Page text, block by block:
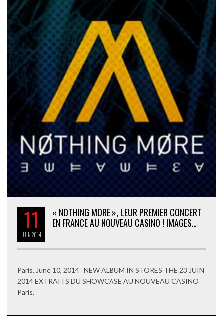
11
JUIN2014
« NOTHING MORE », LEUR PREMIER CONCERT
EN FRANCE AU NOUVEAU CASINO ! IMAGES…
Paris, June 10, 2014 NEW ALBUM IN STORES THE 23 JUIN
2014 EXTRAITS DU SHOWCASE AU NOUVEAU CASINO
Paris,